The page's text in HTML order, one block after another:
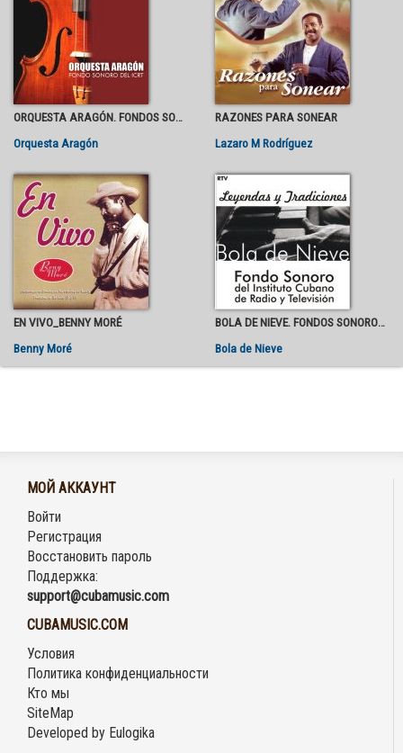
ORQUESTA ARAGÓN. FONDOS SONOROS DEL INSTITUTODE RADIO Y TELEVISIÓN
Orquesta Aragón
RAZONES PARA SONEAR
Lazaro M Rodríguez
EN VIVO_BENNY MORÉ
Benny Moré
BOLA DE NIEVE. FONDOS SONOROS DEL INSTITUTODE RADIO Y TELEVISIÓN
Bola de Nieve
МОЙ АККАУНТ
Войти
Регистрация
Восстановить пароль
Поддержка:
support@cubamusic.com
CUBAMUSIC.COM
Условия
Политика конфиденциальности
Кто мы
SiteMap
Developed by Eulogika